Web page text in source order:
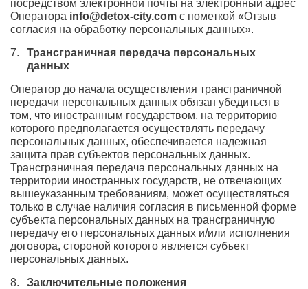
посредством электронной почты на электронный адрес
Оператора info@detox-city.com с пометкой «Отзыв
согласия на обработку персональных данных».
Трансграничная передача персональных
данных
Оператор до начала осуществления трансграничной
передачи персональных данных обязан убедиться в
том, что иностранным государством, на территорию
которого предполагается осуществлять передачу
персональных данных, обеспечивается надежная
защита прав субъектов персональных данных.
Трансграничная передача персональных данных на
территории иностранных государств, не отвечающих
вышеуказанным требованиям, может осуществляться
только в случае наличия согласия в письменной форме
субъекта персональных данных на трансграничную
передачу его персональных данных и/или исполнения
договора, стороной которого является субъект
персональных данных.
Заключительные положения